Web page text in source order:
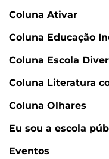
Coluna Ativar
Coluna Educação
Coluna Escola
Coluna Literatura
Coluna Olhares
Eu sou a escola
Eventos